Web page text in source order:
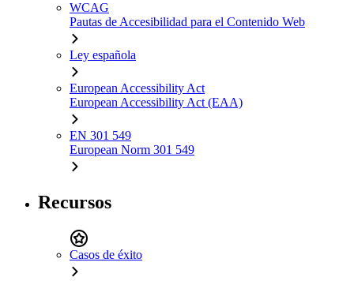
WCAG
Pautas de Accesibilidad para el Contenido Web
Ley española
European Accessibility Act
European Accessibility Act (EAA)
EN 301 549
European Norm 301 549
Recursos
Casos de éxito